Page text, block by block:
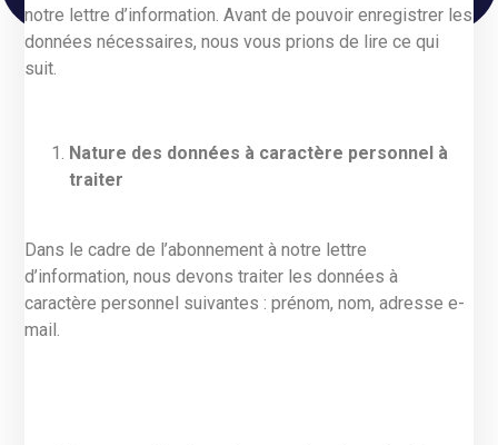
notre lettre d’information. Avant de pouvoir enregistrer les
données nécessaires, nous vous prions de lire ce qui
suit.
Nature des données à caractère personnel à
traiter
Dans le cadre de l’abonnement à notre lettre
d’information, nous devons traiter les données à
caractère personnel suivantes : prénom, nom, adresse e-
mail.